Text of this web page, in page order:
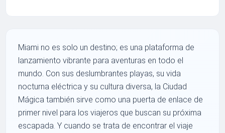
Miami no es solo un destino; es una plataforma de
lanzamiento vibrante para aventuras en todo el
mundo. Con sus deslumbrantes playas, su vida
nocturna eléctrica y su cultura diversa, la Ciudad
Mágica también sirve como una puerta de enlace de
primer nivel para los viajeros que buscan su próxima
escapada. Y cuando se trata de encontrar el viaje